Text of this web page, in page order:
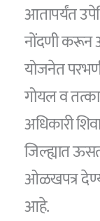
आतापर्यंत
नोंदणी करून
योजनेत
गोयल व
अधिकारी
जिल्ह्यात
ओळखपत्र
आहे.